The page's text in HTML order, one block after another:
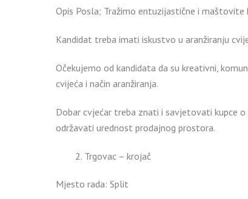
Opis Posla; Tražimo entuzijastične i
Kandidat treba imati iskustvo u aranžiranju
Očekujemo od kandidata da su kreativni,
cvijeća i način aranžiranja.
Dobar cvjećar treba znati i savjetovati kupce
održavati urednost prodajnog prostora.
2. Trgovac – krojač
Mjesto rada: Split